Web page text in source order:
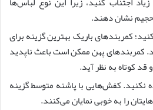
نشان دهند.
کمربند‌های باریک بهترین گزینه برای
پهن ممکن است باعث ناپدید
کوتاه به نظر آید.
نکنید. کفش‌هایی با پاشنه متوسط گزینه
را به خوبی نمایان می‌کنند.